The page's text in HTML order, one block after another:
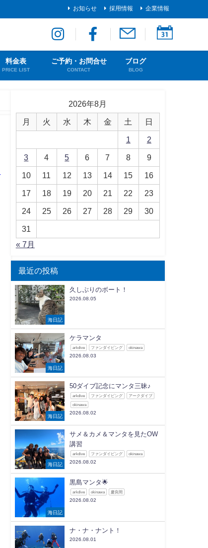
お知らせ 採用情報 企業情報
料金表
PRICE LIST
ご予約・お問合せ
CONTACT
ブログ
BLOG
2026年8月
月 火 水 木 金 土 日
1 2
3 4 5 6 7 8 9
10 11 12 13 14 15 16
17 18 19 20 21 22 23
24 25 26 27 28 29 30
31
« 7月
最近の投稿
海日記
久しぶりのボート！
2026.08.05
海日記
ケラマンタ
arkdive ファンダイビング okinawa
2026.08.03
海日記
50ダイブ記念にマンタ三昧♪
arkdive ファンダイビング アークダイブ
okinawa
2026.08.02
海日記
サメ＆カメ＆マンタを見たOW
講習
arkdive ファンダイビング okinawa
2026.08.02
海日記
黒島マンタ🌟
arkdive okinawa 慶良間
2026.08.02
ナ・ナ・ナント！
2026.08.01